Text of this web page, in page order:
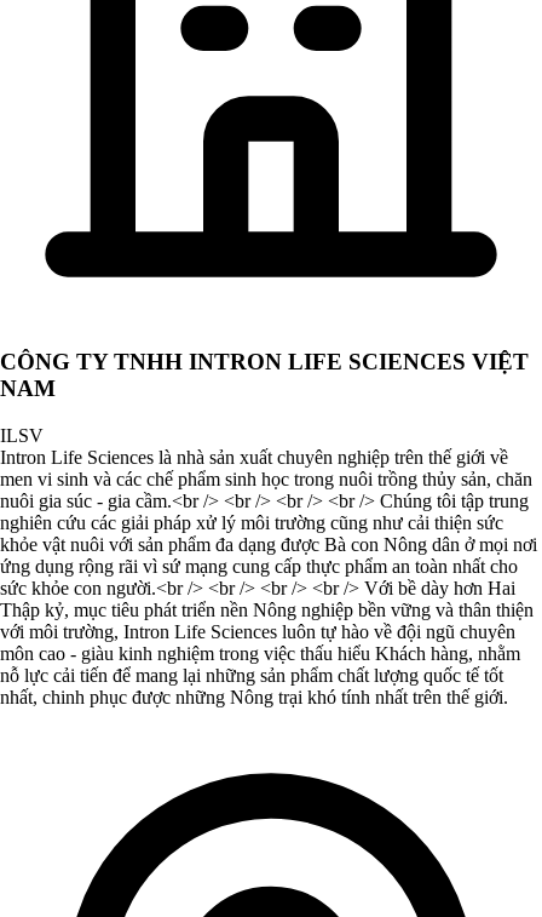
CÔNG TY TNHH INTRON LIFE SCIENCES VIỆT
NAM
ILSV
Intron Life Sciences là nhà sản xuất chuyên nghiệp trên thế giới về
men vi sinh và các chế phẩm sinh học trong nuôi trồng thủy sản, chăn
nuôi gia súc - gia cầm.<br /> <br /> <br /> <br /> Chúng tôi tập trung
nghiên cứu các giải pháp xử lý môi trường cũng như cải thiện sức
khỏe vật nuôi với sản phẩm đa dạng được Bà con Nông dân ở mọi nơi
ứng dụng rộng rãi vì sứ mạng cung cấp thực phẩm an toàn nhất cho
sức khỏe con người.<br /> <br /> <br /> <br /> Với bề dày hơn Hai
Thập kỷ, mục tiêu phát triển nền Nông nghiệp bền vững và thân thiện
với môi trường, Intron Life Sciences luôn tự hào về đội ngũ chuyên
môn cao - giàu kinh nghiệm trong việc thấu hiểu Khách hàng, nhằm
nỗ lực cải tiến để mang lại những sản phẩm chất lượng quốc tế tốt
nhất, chinh phục được những Nông trại khó tính nhất trên thế giới.